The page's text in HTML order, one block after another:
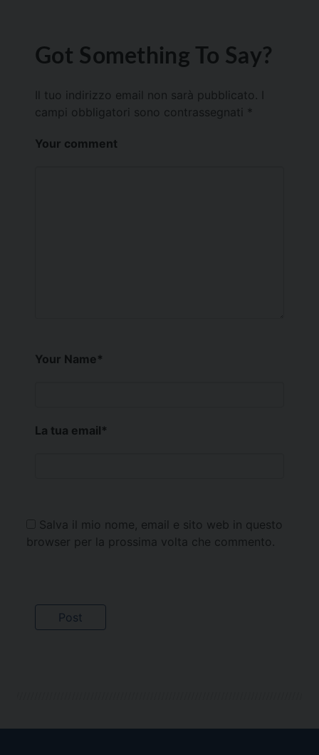
Got Something To Say?
Il tuo indirizzo email non sarà pubblicato.
campi obbligatori sono contrassegnati *
Your comment
Your Name*
La tua email*
Salva il mio nome, email e sito web in questo
browser per la prossima volta che commento.